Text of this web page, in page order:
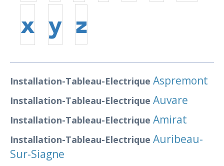
x y z
Installation-Tableau-Electrique Aspremont
Installation-Tableau-Electrique Auvare
Installation-Tableau-Electrique Amirat
Installation-Tableau-Electrique Auribeau-
Sur-Siagne